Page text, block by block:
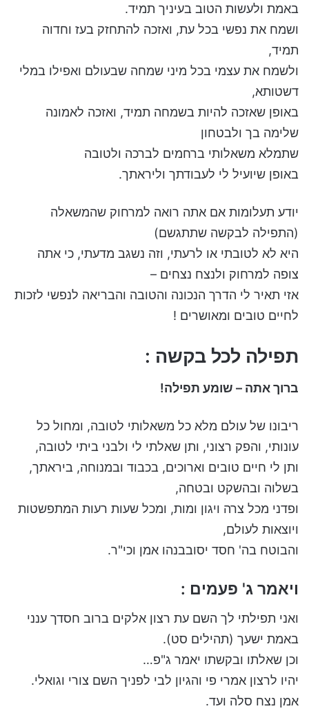
באמת ולעשות הטוב בעיניך תמיד.
ושמח את נפשי בכל עת, ואזכה להתחזק בעז וחדוה
תמיד,
ולשמח את עצמי בכל מיני שמחה שבעולם ואפילו במלי
דשטותא,
באופן שאזכה להיות בשמחה תמיד, ואזכה לאמונה
שלימה בך ולבטחון
שתמלא משאלותי ברחמים לברכה ולטובה
באופן שיועיל לי לעבודתך וליראתך.
יודע תעלומות אם אתה רואה למרחוק שהמשאלה
(התפילה לבקשה שתתגשם)
היא לא לטובתי או לרעתי, וזה נשגב מדעתי, כי אתה
צופה למרחוק ולנצח נצחים –
אזי תאיר לי הדרך הנכונה והטובה והבריאה לנפשי לזכות
לחיים טובים ומאושרים !
תפילה לכל בקשה :
ברוך אתה – שומע תפילה!
ריבונו של עולם מלא כל משאלותי לטובה, ומחול כל
עונותי, והפק רצוני, ותן שאלתי לי ולבני ביתי לטובה,
ותן לי חיים טובים וארוכים, בכבוד ובמנוחה, ביראתך,
בשלוה ובהשקט ובטחה,
ופדני מכל צרה ויגון ומות, ומכל שעות רעות המתפשטות
ויוצאות לעולם,
והבוטח בה' חסד יסובבנהו אמן וכי"ר.
ויאמר ג' פעמים :
ואני תפילתי לך השם עת רצון אלקים ברוב חסדך ענני
באמת ישעך (תהילים סט).
וכן שאלתו ובקשתו יאמר ג"פ…
יהיו לרצון אמרי פי והגיון לבי לפניך השם צורי וגואלי.
אמן נצח סלה ועד.